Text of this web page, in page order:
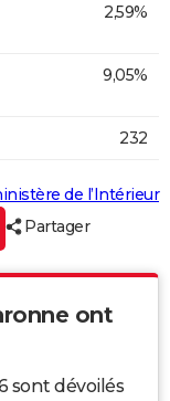
2,59%
9,05%
232
de l’Intérieur
Partager
ont
sont dévoilés